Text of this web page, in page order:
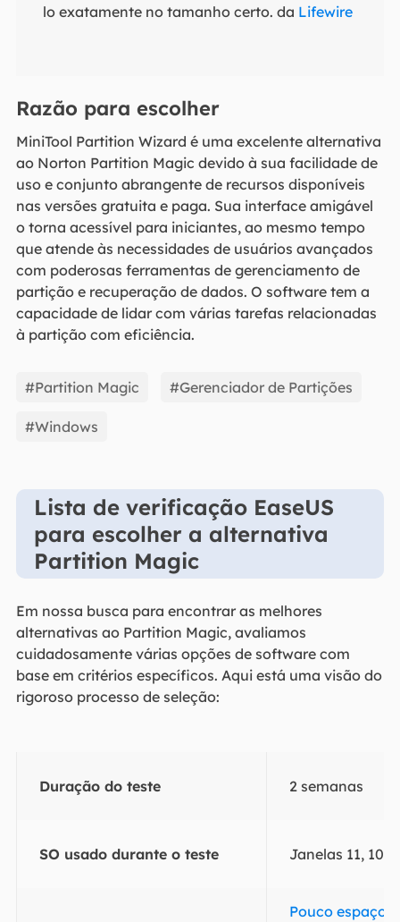
lo exatamente no tamanho certo. da Lifewire
Razão para escolher
MiniTool Partition Wizard é uma excelente alternativa
ao Norton Partition Magic devido à sua facilidade de
uso e conjunto abrangente de recursos disponíveis
nas versões gratuita e paga. Sua interface amigável
o torna acessível para iniciantes, ao mesmo tempo
que atende às necessidades de usuários avançados
com poderosas ferramentas de gerenciamento de
partição e recuperação de dados. O software tem a
capacidade de lidar com várias tarefas relacionadas
à partição com eficiência.
#Partition Magic #Gerenciador de Partições
#Windows
Lista de verificação EaseUS
para escolher a alternativa
Partition Magic
Em nossa busca para encontrar as melhores
alternativas ao Partition Magic, avaliamos
cuidadosamente várias opções de software com
base em critérios específicos. Aqui está uma visão do
rigoroso processo de seleção:
Duração do teste 2 semanas
SO usado durante o teste Janelas 11, 10,
Pouco espaço